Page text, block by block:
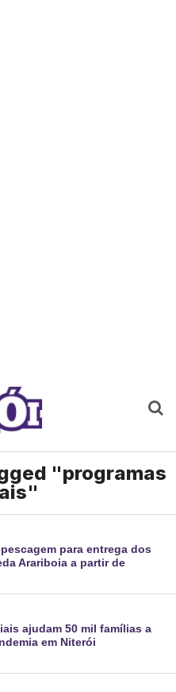
"programas
para entrega dos
Arariboia a partir de
ajudam 50 mil famílias a
em Niterói